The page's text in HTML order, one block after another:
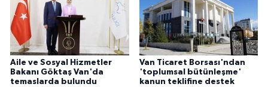
Aile ve Sosyal Hizmetler
Bakanı Göktaş Van'da
temaslarda bulundu
Van Ticaret Borsası'ndan
'toplumsal bütünleşme'
kanun teklifine destek